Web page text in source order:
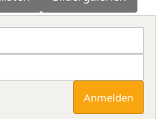
Anmelden